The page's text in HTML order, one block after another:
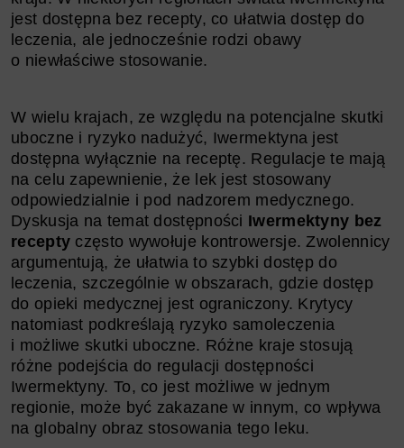
jest dostępna bez recepty, co ułatwia dostęp do
leczenia, ale jednocześnie rodzi obawy
o niewłaściwe stosowanie.
W wielu krajach, ze względu na potencjalne skutki
uboczne i ryzyko nadużyć, Iwermektyna jest
dostępna wyłącznie na receptę. Regulacje te mają
na celu zapewnienie, że lek jest stosowany
odpowiedzialnie i pod nadzorem medycznego.
Dyskusja na temat dostępności Iwermektyny bez
recepty często wywołuje kontrowersje. Zwolennicy
argumentują, że ułatwia to szybki dostęp do
leczenia, szczególnie w obszarach, gdzie dostęp
do opieki medycznej jest ograniczony. Krytycy
natomiast podkreślają ryzyko samoleczenia
i możliwe skutki uboczne. Różne kraje stosują
różne podejścia do regulacji dostępności
Iwermektyny. To, co jest możliwe w jednym
regionie, może być zakazane w innym, co wpływa
na globalny obraz stosowania tego leku.